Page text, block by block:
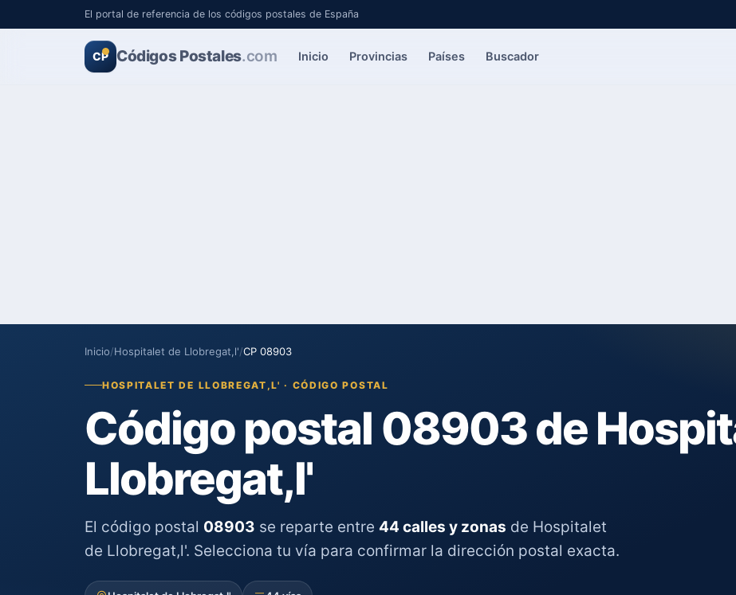
El portal de referencia de los códigos postales de España
CP Códigos Postales.com Inicio Provincias Países Buscador
Inicio/Hospitalet de Llobregat,l'/CP 08903
HOSPITALET DE LLOBREGAT,L' · CÓDIGO POSTAL
Código postal 08903 de
Llobregat,l'
El código postal 08903 se reparte entre 44 calles y zonas de Hospitalet
de Llobregat,l'. Selecciona tu vía para confirmar la dirección postal exacta.